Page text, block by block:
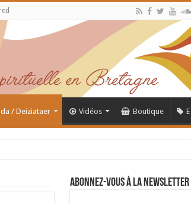
/ Deiziataer Vidéos Boutique
Abonnez-vous à la newsletter